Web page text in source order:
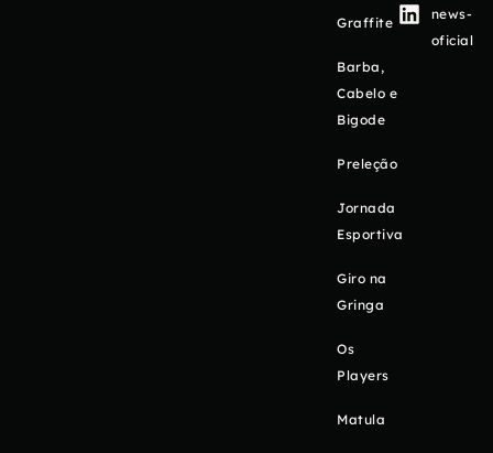
Graffite
Barba,
Cabelo e
Bigode
Preleção
Jornada
Esportiva
Giro na
Gringa
Os
Players
Matula
news-
oficial